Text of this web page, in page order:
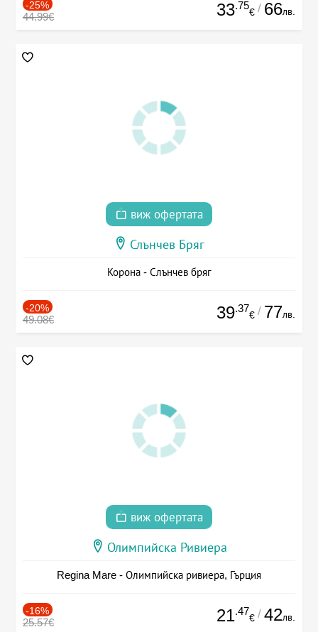
-25%
44.99€ 33.75
€ / 66лв.
виж офертата
Слънчев Бряг
Корона - Слънчев бряг
-20%
49.08€ 39.37
€ / 77лв.
виж офертата
Олимпийска Ривиера
Regina Mare - Олимпийска ривиера, Гърция
-16%
25.57€ 21.47
€ / 42лв.